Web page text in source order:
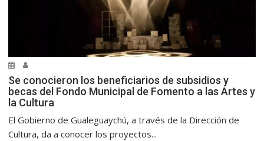
Se conocieron los beneficiarios de subsidios y
becas del Fondo Municipal de Fomento a las Artes y
la Cultura
El Gobierno de Gualeguaychú, a través de la Dirección de
Cultura, da a conocer los proyectos...